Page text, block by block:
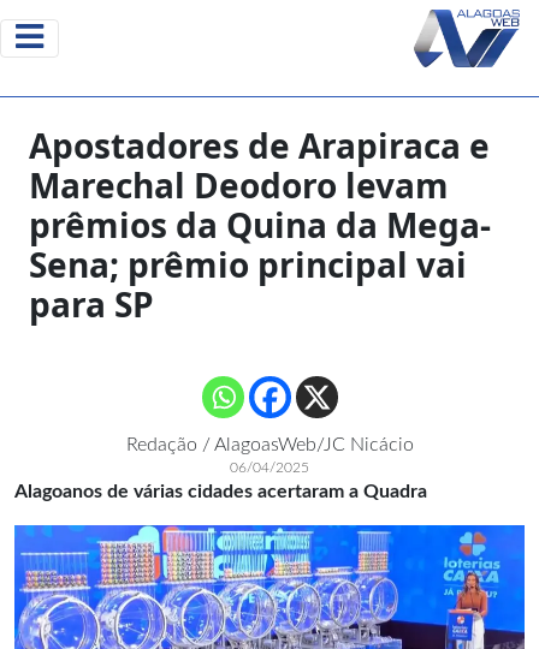
Apostadores de Arapiraca e
Marechal Deodoro levam
prêmios da Quina da Mega-
Sena; prêmio principal vai
para SP
Redação / AlagoasWeb/JC Nicácio
06/04/2025
Alagoanos de várias cidades acertaram a Quadra